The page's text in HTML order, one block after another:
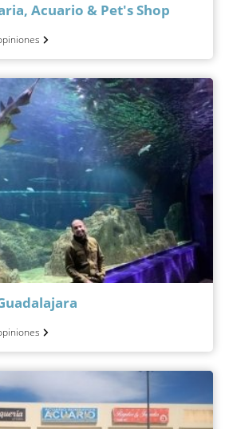
Acuario & Pet's Shop